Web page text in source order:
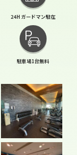
24H ガードマン駐在
駐車場1台無料